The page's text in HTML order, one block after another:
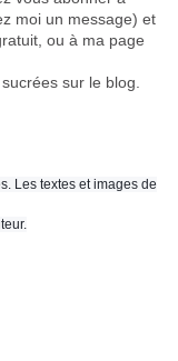
moi un message) et
, ou à ma page
sur le blog.
Les textes et images de